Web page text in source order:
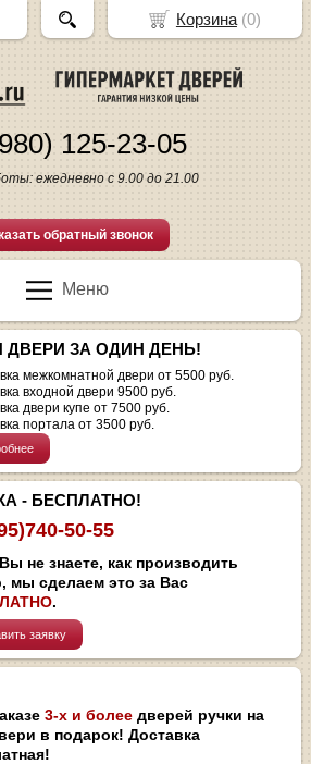
125-23-05
ежедневно с 9.00 до 21.00
обратный звонок
Меню
ЗА ОДИН ДЕНЬ!
межкомнатной двери от 5500 руб.
входной двери 9500 руб.
двери купе от 7500 руб.
портала от 3500 руб.
- БЕСПЛАТНО!
50-55
не знаете, как производить
мы сделаем это за Вас
.
заявку
3-х и более дверей ручки на
в подарок! Доставка
Корзина(0)